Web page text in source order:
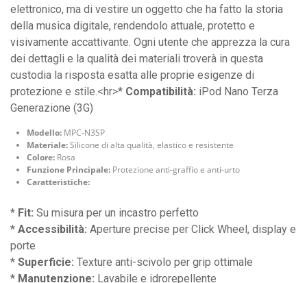
elettronico, ma di vestire un oggetto che ha fatto la storia
della musica digitale, rendendolo attuale, protetto e
visivamente accattivante. Ogni utente che apprezza la cura
dei dettagli e la qualità dei materiali troverà in questa
custodia la risposta esatta alle proprie esigenze di
protezione e stile.<hr>* Compatibilità: iPod Nano Terza
Generazione (3G)
Modello: MPC-N3SP
Materiale:Silicone di alta qualità, elastico e resistente
Colore: Rosa
Funzione Principale: Protezione anti-graffio e anti-urto
Caratteristiche:
* Fit: Su misura per un incastro perfetto
* Accessibilità: Aperture precise per Click Wheel, display e
porte
* Superficie: Texture anti-scivolo per grip ottimale
* Manutenzione: Lavabile e idrorepellente